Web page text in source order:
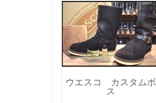
ウエスコ カスタムボ
ス